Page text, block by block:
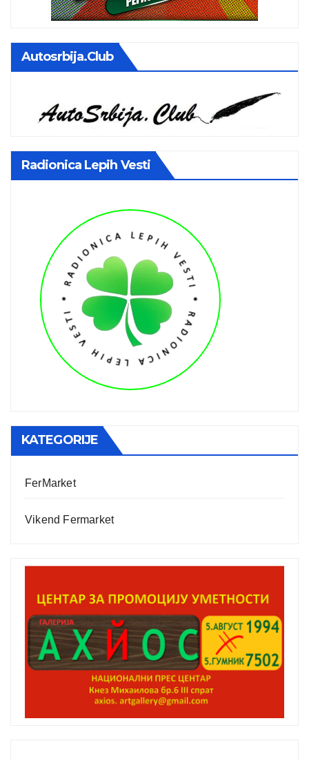
Autosrbija.club
Radionica Lepih Vesti
KATEGORIJE
FerMarket
Vikend Fermarket